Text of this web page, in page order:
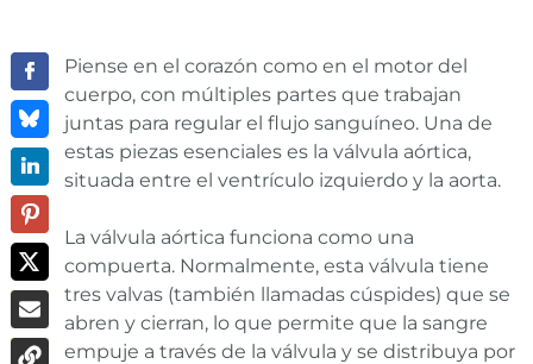
Piense en el corazón como en el motor del
cuerpo, con múltiples partes que trabajan
juntas para regular el flujo sanguíneo. Una de
estas piezas esenciales es la válvula aórtica,
situada entre el ventrículo izquierdo y la aorta.
La válvula aórtica funciona como una
compuerta. Normalmente, esta válvula tiene
tres valvas (también llamadas cúspides) que se
abren y cierran, lo que permite que la sangre
empuje a través de la válvula y se distribuya por